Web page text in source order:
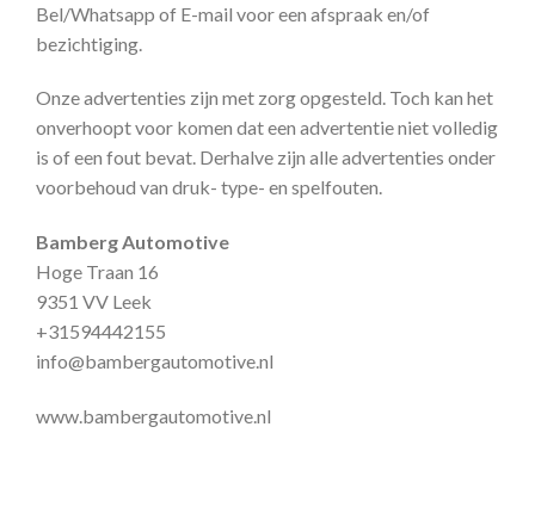
Bel/Whatsapp of E-mail voor een afspraak en/of
bezichtiging.
Onze advertenties zijn met zorg opgesteld. Toch kan het
onverhoopt voor komen dat een advertentie niet volledig
is of een fout bevat. Derhalve zijn alle advertenties onder
voorbehoud van druk- type- en spelfouten.
Bamberg Automotive
Hoge Traan 16
9351 VV Leek
+31594442155
info@bambergautomotive.nl
www.bambergautomotive.nl